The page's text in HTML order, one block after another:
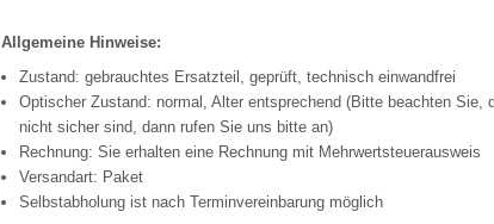
Allgemeine Hinweise:
Zustand: gebrauchtes Ersatzteil, geprüft, technisch einwandfrei
Optischer Zustand: normal, Alter entsprechend (Bitte beachten
nicht sicher sind, dann rufen Sie uns bitte an)
Rechnung: Sie erhalten eine Rechnung mit Mehrwertsteuerausweis
Versandart: Paket
Selbstabholung ist nach Terminvereinbarung möglich